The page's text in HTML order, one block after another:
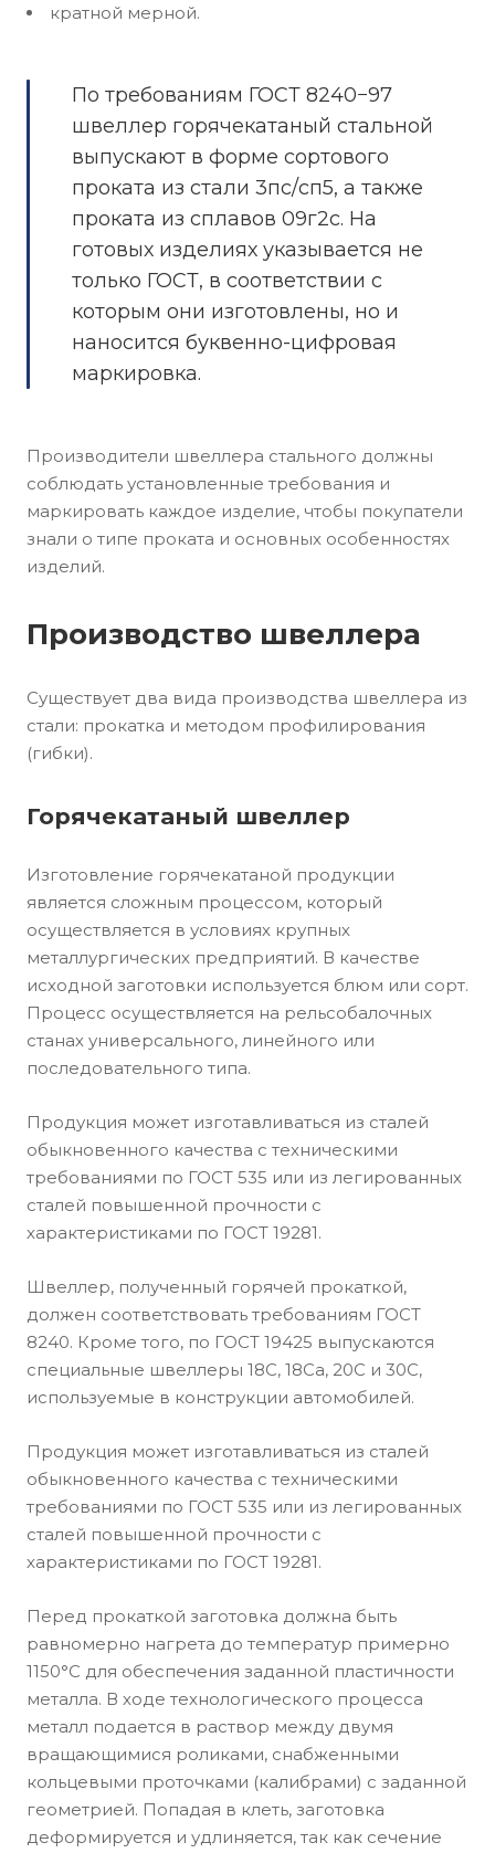
кратной мерной.
По требованиям ГОСТ 8240−97
швеллер горячекатаный стальной
выпускают в форме сортового
проката из стали 3пс/сп5, а также
проката из сплавов 09г2с. На
готовых изделиях указывается не
только ГОСТ, в соответствии с
которым они изготовлены, но и
наносится буквенно-цифровая
маркировка.
Производители швеллера стального должны
соблюдать установленные требования и
маркировать каждое изделие, чтобы покупатели
знали о типе проката и основных особенностях
изделий.
Производство швеллера
Существует два вида производства швеллера из
стали: прокатка и методом профилирования
(гибки).
Горячекатаный швеллер
Изготовление горячекатаной продукции
является сложным процессом, который
осуществляется в условиях крупных
металлургических предприятий. В качестве
исходной заготовки используется блюм или сорт.
Процесс осуществляется на рельсобалочных
станах универсального, линейного или
последовательного типа.
Продукция может изготавливаться из сталей
обыкновенного качества с техническими
требованиями по ГОСТ 535 или из легированных
сталей повышенной прочности с
характеристиками по ГОСТ 19281.
Швеллер, полученный горячей прокаткой,
должен соответствовать требованиям ГОСТ
8240. Кроме того, по ГОСТ 19425 выпускаются
специальные швеллеры 18С, 18Са, 20С и 30С,
используемые в конструкции автомобилей.
Продукция может изготавливаться из сталей
обыкновенного качества с техническими
требованиями по ГОСТ 535 или из легированных
сталей повышенной прочности с
характеристиками по ГОСТ 19281.
Перед прокаткой заготовка должна быть
равномерно нагрета до температур примерно
1150°С для обеспечения заданной пластичности
металла. В ходе технологического процесса
металл подается в раствор между двумя
вращающимися роликами, снабженными
кольцевыми проточками (калибрами) с заданной
геометрией. Попадая в клеть, заготовка
деформируется и удлиняется, так как сечение